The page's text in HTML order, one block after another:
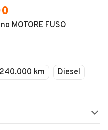
MOTORE FUSO
240.000 km
Diesel